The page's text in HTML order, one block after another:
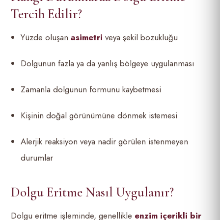
Tercih Edilir?
Yüzde oluşanasimetri veya şekil bozukluğu
Dolgunun fazla ya da yanlış bölgeye uygulanması
Zamanla dolgunun formunu kaybetmesi
Kişinin doğal görünümüne dönmek istemesi
Alerjik reaksiyon veya nadir görülen istenmeyen
durumlar
Dolgu Eritme Nasıl Uygulanır?
Dolgu eritme işleminde, genellikle enzim içerikli bir